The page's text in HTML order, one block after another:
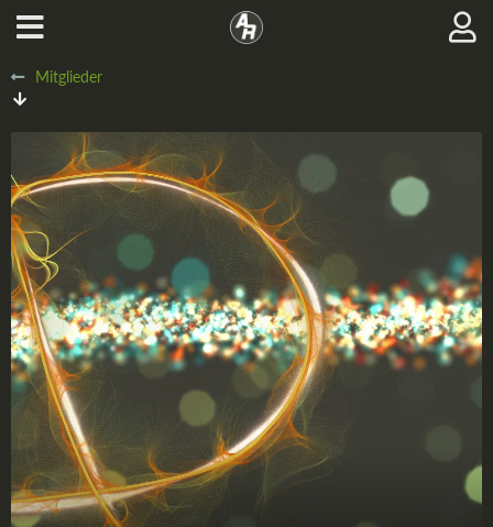
Mitglieder